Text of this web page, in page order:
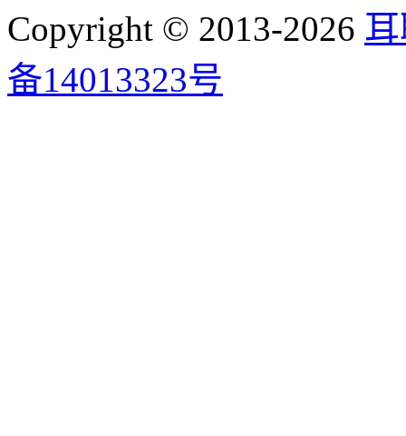
Copyright © 2013-2026
备14013323号